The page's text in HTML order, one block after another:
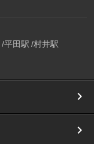
平田駅 村井駅